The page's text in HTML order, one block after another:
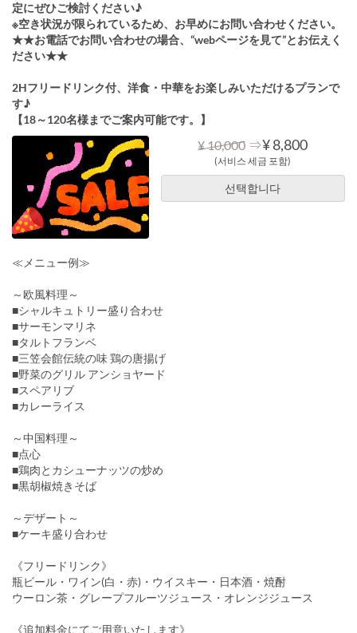
定にぜひご検討ください♪
※空き状況が限られているため、お早めにお問い合わせください。
★★お電話でお問い合わせの場合、“webページを見て”とお伝えく
ださい★★
2Hフリードリンク付、洋食・中華をお楽しみいただけるプランで
す♪
【18～120名様までご案内可能です。】
¥ 10,000 ⇒¥ 8,800
(서비스 세금 포함)
선택합니다
≪メニュー例≫
～欧風料理～
■シャルキュトリー盛り合わせ
■サーモンマリネ
■タルトフランベ
■三笠会館伝統の味 鶏の唐揚げ
■野菜のグリル アンショヤード
■スペアリブ
■カレーライス
～中国料理～
■点心
■鶏肉とカシューナッツの炒め
■黒胡椒焼きそば
～デザート～
■ケーキ盛り合わせ
《フリードリンク》
瓶ビール・ワイン(白・赤)・ウイスキー・日本酒・焼酎
ウーロン茶・グレープフルーツジュース・オレンジジュース
《追加料金にてご用意いたします》